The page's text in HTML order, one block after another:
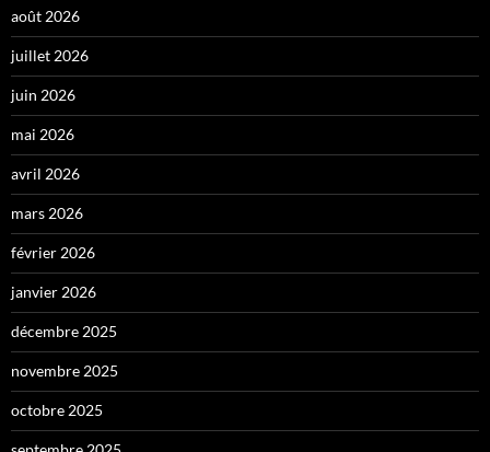
août 2026
juillet 2026
juin 2026
mai 2026
avril 2026
mars 2026
février 2026
janvier 2026
décembre 2025
novembre 2025
octobre 2025